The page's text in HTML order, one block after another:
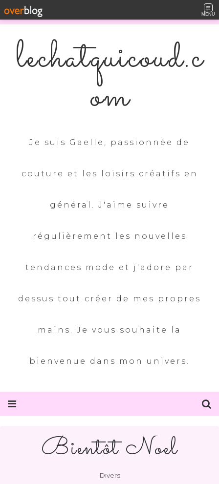
MENU
lechatquicoud.c
om
Je suis Gaelle, passionnée de
couture et les loisirs créatifs en
général. J'aime suivre
régulièrement les nouvelles
tendances mode et j'adore par
dessus tout créer de mes propres
mains. Je vous souhaite la
bienvenue dans mon univers.
Bientôt Noel
Divers